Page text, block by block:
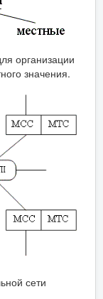
организации
значения.
сети